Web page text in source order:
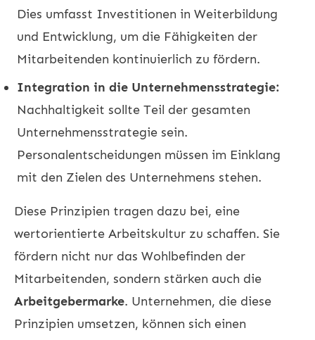
Dies umfasst Investitionen in Weiterbildung
und Entwicklung, um die Fähigkeiten der
Mitarbeitenden kontinuierlich zu fördern.
Integration in die Unternehmensstrategie:
Nachhaltigkeit sollte Teil der gesamten
Unternehmensstrategie sein.
Personalentscheidungen müssen im Einklang
mit den Zielen des Unternehmens stehen.
Diese Prinzipien tragen dazu bei, eine
wertorientierte Arbeitskultur zu schaffen. Sie
fördern nicht nur das Wohlbefinden der
Mitarbeitenden, sondern stärken auch die
Arbeitgebermarke. Unternehmen, die diese
Prinzipien umsetzen, können sich einen